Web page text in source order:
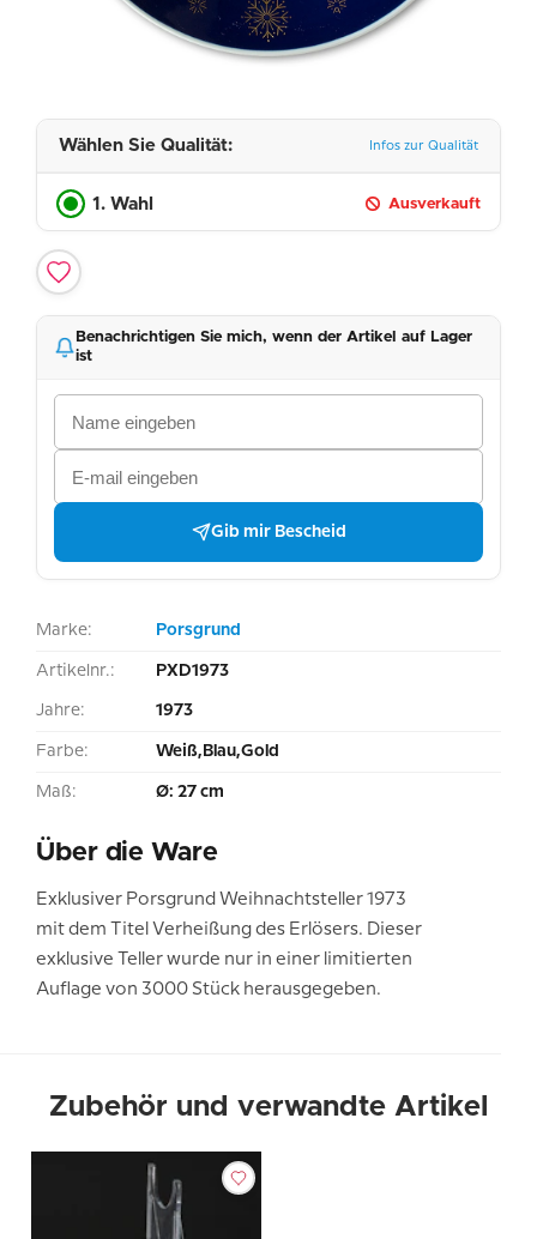
Wählen Sie Qualität: Infos zur Qualität
1. Wahl Ausverkauft
Benachrichtigen Sie mich, wenn der Artikel auf Lager
ist
Gib mir Bescheid
Marke: Porsgrund
Artikelnr.: PXD1973
Jahre: 1973
Farbe: Weiß,Blau,Gold
Maß: Ø: 27 cm
Über die Ware
Exklusiver Porsgrund Weihnachtsteller 1973
mit dem Titel Verheißung des Erlösers. Dieser
exklusive Teller wurde nur in einer limitierten
Auflage von 3000 Stück herausgegeben.
Zubehör und verwandte Artikel